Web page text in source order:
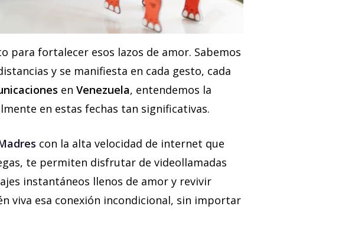
para fortalecer esos lazos de amor. Sabemos
y se manifiesta en cada gesto, cada
en Venezuela, entendemos la
en estas fechas tan significativas.
con la alta velocidad de internet que
te permiten disfrutar de videollamadas
instantáneos llenos de amor y revivir
viva esa conexión incondicional, sin importar